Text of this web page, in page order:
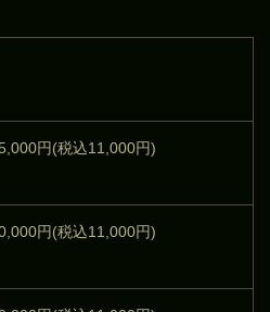
円(税込11,000円)
円(税込11,000円)